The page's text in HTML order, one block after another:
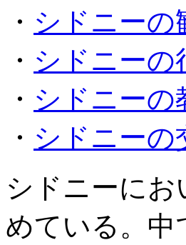
・ シドニーの
・ シドニーの
・ シドニーの
・ シドニーの
シドニーに
めている。中